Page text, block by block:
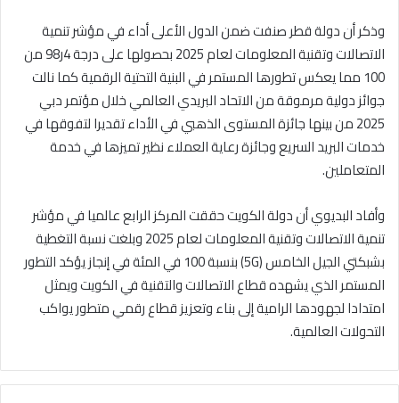
وذكر أن دولة قطر صنفت ضمن الدول الأعلى أداء في مؤشر تنمية
الاتصالات وتقنية المعلومات لعام 2025 بحصولها على درجة 4ر98 من
100 مما يعكس تطورها المستمر في البنية التحتية الرقمية كما نالت
جوائز دولية مرموقة من الاتحاد البريدي العالمي خلال مؤتمر دبي
2025 من بينها جائزة المستوى الذهبي في الأداء تقديرا لتفوقها في
خدمات البريد السريع وجائزة رعاية العملاء نظير تميزها في خدمة
المتعاملين.
وأفاد البديوي أن دولة الكويت حققت المركز الرابع عالميا في مؤشر
تنمية الاتصالات وتقنية المعلومات لعام 2025 وبلغت نسبة التغطية
بشبكتي الجيل الخامس (5G) بنسبة 100 في المئة في إنجاز يؤكد التطور
المستمر الذي يشهده قطاع الاتصالات والتقنية في الكويت ويمثل
امتدادا لجهودها الرامية إلى بناء وتعزيز قطاع رقمي متطور يواكب
التحولات العالمية.